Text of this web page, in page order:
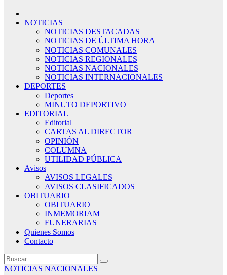
NOTICIAS
NOTICIAS DESTACADAS
NOTICIAS DE ÚLTIMA HORA
NOTICIAS COMUNALES
NOTICIAS REGIONALES
NOTICIAS NACIONALES
NOTICIAS INTERNACIONALES
DEPORTES
Deportes
MINUTO DEPORTIVO
EDITORIAL
Editorial
CARTAS AL DIRECTOR
OPINIÓN
COLUMNA
UTILIDAD PÚBLICA
Avisos
AVISOS LEGALES
AVISOS CLASIFICADOS
OBITUARIO
OBITUARIO
INMEMORIAM
FUNERARIAS
Quienes Somos
Contacto
NOTICIAS NACIONALES